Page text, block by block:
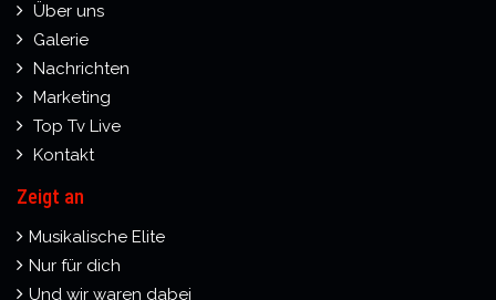
Über uns
Galerie
Nachrichten
Marketing
Top Tv Live
Kontakt
Zeigt an
Musikalische Elite
Nur für dich
Und wir waren dabei